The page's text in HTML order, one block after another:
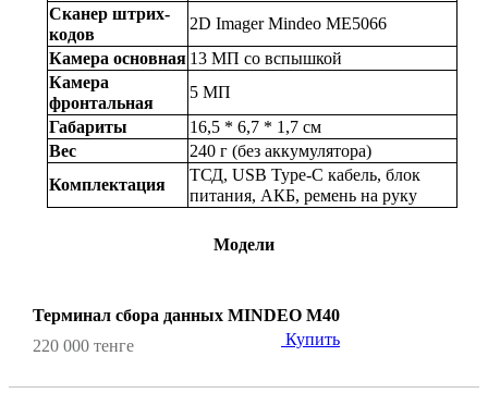
Сканер штрих-
кодов
2D Imager Mindeo ME5066
Камера основная 13 МП со вспышкой
Камера
фронтальная
5 МП
Габариты
16,5 * 6,7 * 1,7 см
Вес
240 г (без аккумулятора)
Комплектация
ТСД, USB Type-C кабель, блок
питания, АКБ, ремень на руку
Модели
Терминал сбора данных MINDEO M40
220 000 тенге
Купить